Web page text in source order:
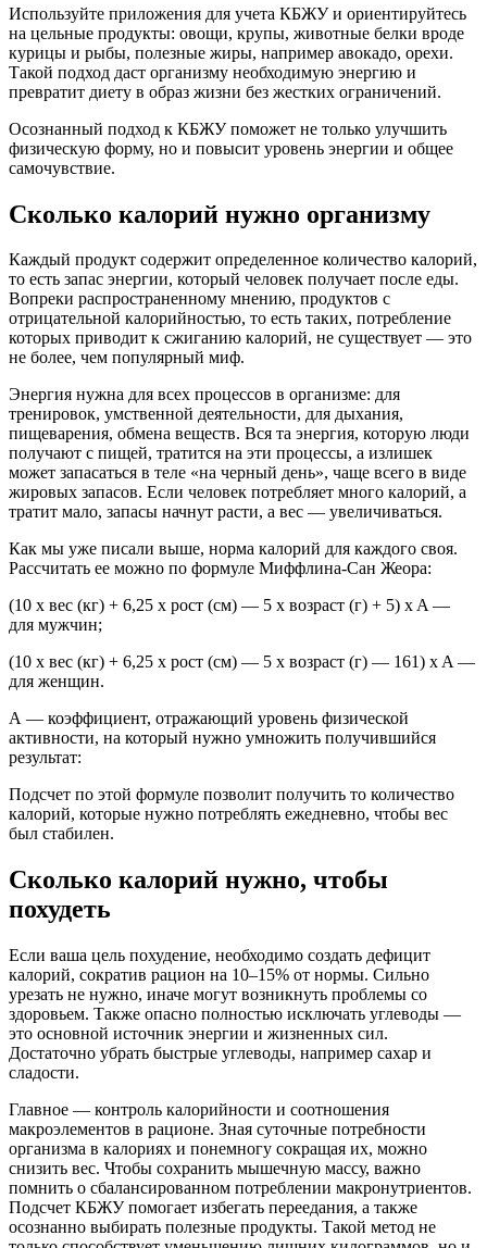
Используйте приложения для учета КБЖУ и ориентируйтесь
на цельные продукты: овощи, крупы, животные белки вроде
курицы и рыбы, полезные жиры, например авокадо, орехи.
Такой подход даст организму необходимую энергию и
превратит диету в образ жизни без жестких ограничений.
Осознанный подход к КБЖУ поможет не только улучшить
физическую форму, но и повысит уровень энергии и общее
самочувствие.
Сколько калорий нужно организму
Каждый продукт содержит определенное количество калорий,
то есть запас энергии, который человек получает после еды.
Вопреки распространенному мнению, продуктов с
отрицательной калорийностью, то есть таких, потребление
которых приводит к сжиганию калорий, не существует — это
не более, чем популярный миф.
Энергия нужна для всех процессов в организме: для
тренировок, умственной деятельности, для дыхания,
пищеварения, обмена веществ. Вся та энергия, которую люди
получают с пищей, тратится на эти процессы, а излишек
может запасаться в теле «на черный день», чаще всего в виде
жировых запасов. Если человек потребляет много калорий, а
тратит мало, запасы начнут расти, а вес — увеличиваться.
Как мы уже писали выше, норма калорий для каждого своя.
Рассчитать ее можно по формуле Миффлина-Сан Жеора:
(10 x вес (кг) + 6,25 x рост (см) — 5 x возраст (г) + 5) x A —
для мужчин;
(10 x вес (кг) + 6,25 x рост (см) — 5 x возраст (г) — 161) x A —
для женщин.
А — коэффициент, отражающий уровень физической
активности, на который нужно умножить получившийся
результат:
Подсчет по этой формуле позволит получить то количество
калорий, которые нужно потреблять ежедневно, чтобы вес
был стабилен.
Сколько калорий нужно, чтобы
похудеть
Если ваша цель похудение, необходимо создать дефицит
калорий, сократив рацион на 10–15% от нормы. Сильно
урезать не нужно, иначе могут возникнуть проблемы со
здоровьем. Также опасно полностью исключать углеводы —
это основной источник энергии и жизненных сил.
Достаточно убрать быстрые углеводы, например сахар и
сладости.
Главное — контроль калорийности и соотношения
макроэлементов в рационе. Зная суточные потребности
организма в калориях и понемногу сокращая их, можно
снизить вес. Чтобы сохранить мышечную массу, важно
помнить о сбалансированном потреблении макронутриентов.
Подсчет КБЖУ помогает избегать переедания, а также
осознанно выбирать полезные продукты. Такой метод не